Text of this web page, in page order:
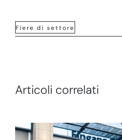
Fiere di settore
Articoli correlati